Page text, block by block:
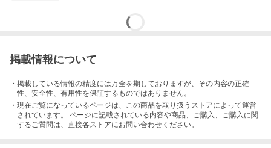
掲載情報について
・掲載している情報の精度には万全を期しておりますが、その内容の正確
性、安全性、有用性を保証するものではありません。
・現在ご覧になっているページは、この商品を取り扱うストアによって運営
されています。 ページに記載されている内容や商品、ご購入 、ご購入に関
するご質問は、直接各ストアにお問い合わせください。